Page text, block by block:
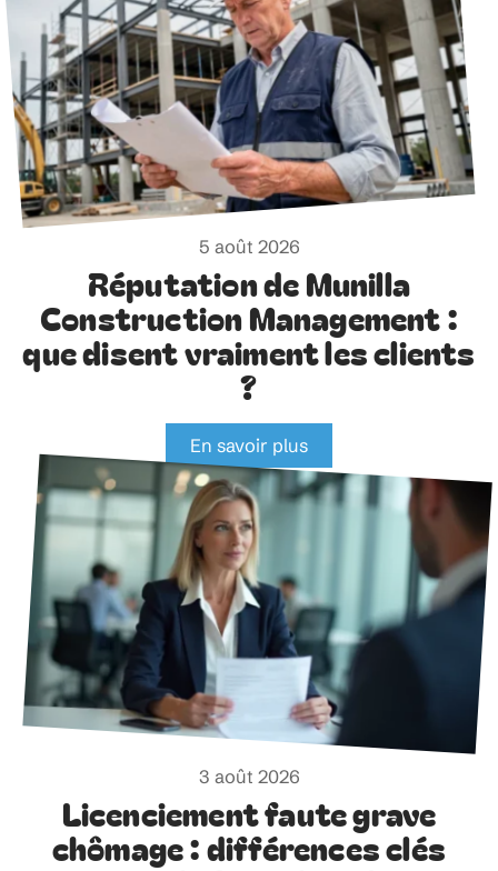
5 août 2026
Réputation de Munilla
Construction Management :
que disent vraiment les clients
?
En savoir plus
3 août 2026
Licenciement faute grave
chômage : différences clés